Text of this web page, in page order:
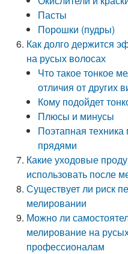
Пасты
Порошки (пудры)
Как долго держится
на русых волосах
Что такое тонкое
отличия от других
Кому подойдет
Плюсы и минусы
Поэтапная
прядями
Какие уходовые
использовать после
Существует ли риск
мелировании
Можно ли
мелирование на
профессионалам